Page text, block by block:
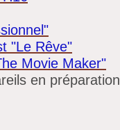
"Le Rêve"
Movie Maker"
en préparation